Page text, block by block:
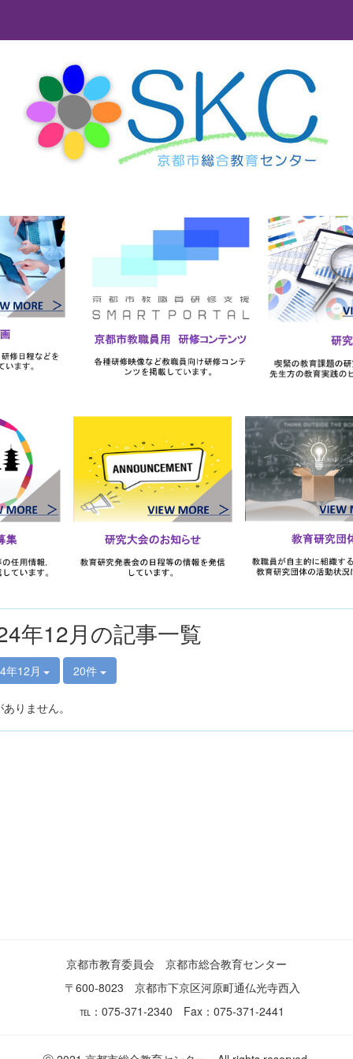
年12月の記事一覧
年12月 20件
りません。
京都市教育委員会 京都市総合教育センター
〒600-8023 京都市下京区河原町通仏光寺西入
℡：075-371-2340 Fax：075-371-2441